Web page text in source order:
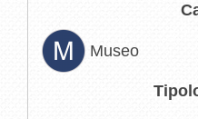
Museo